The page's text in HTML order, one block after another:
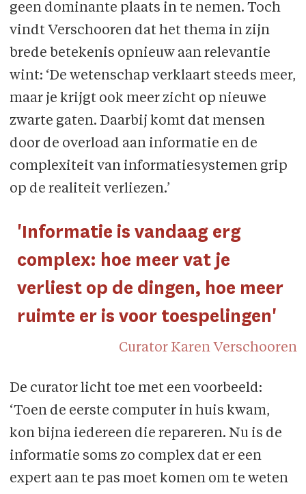
geen dominante plaats in te nemen. Toch
vindt Verschooren dat het thema in zijn
brede betekenis opnieuw aan relevantie
wint: ‘De wetenschap verklaart steeds meer,
maar je krijgt ook meer zicht op nieuwe
zwarte gaten. Daarbij komt dat mensen
door de overload aan informatie en de
complexiteit van informatiesystemen grip
op de realiteit verliezen.’
'Informatie is vandaag erg
complex: hoe meer vat je
verliest op de dingen, hoe meer
ruimte er is voor toespelingen'
Curator Karen Verschooren
De curator licht toe met een voorbeeld:
‘Toen de eerste computer in huis kwam,
kon bijna iedereen die repareren. Nu is de
informatie soms zo complex dat er een
expert aan te pas moet komen om te weten